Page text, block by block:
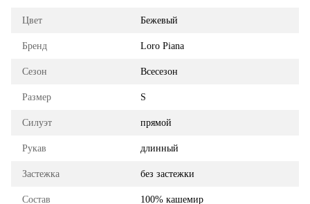
Цвет Бежевый
Бренд Loro Piana
Сезон Всесезон
Размер S
Силуэт прямой
Рукав длинный
Застежка без застежки
Состав 100% кашемир